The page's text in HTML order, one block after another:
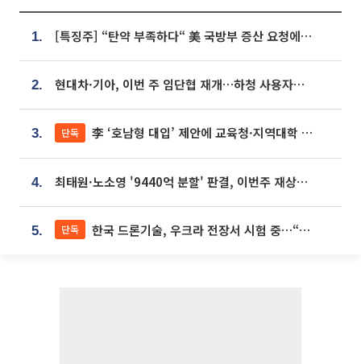
1. [특징주] “탄약 부족하다“ 美 국방부 증산 요청에⋯국내 방산주 급등세
2. 현대차·기아, 이번 주 임단협 재개…하청 사용자성 재심도 ‘변수’
3. 단독 李 ‘호남형 대입’ 제안에 교육청·지역대학 서·논술형 입시 연계 '착수'
4. 최태원·노소영 '9440억 분할' 판결, 이번주 재상고 여부 주목
5. 단독 한국 드론기술, 우크라 전장서 시험 중…“스타트업 여러 곳 참여”